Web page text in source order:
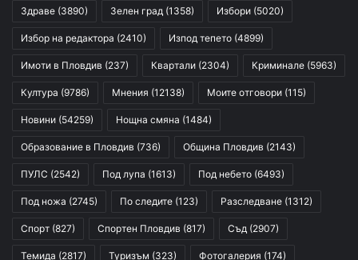
Здраве (3890) Зелен град (1358) Избори (5020)
Избор на редактора (2410) Изпод тепето (4899)
Имоти в Пловдив (237) Квартали (2304) Криминале (5963)
Култура (9786) Мнения (12138) Моите отговори (115)
Новини (54259) Нощна смяна (1484)
Образование в Пловдив (736) Община Пловдив (2143)
ПУЛС (2542) Под лупа (1613) Под небето (6493)
Под ножа (2745) По следите (123) Разследване (1312)
Спорт (827) Спортен Пловдив (817) Съд (2907)
Темида (2817) Туризъм (323) Фотогалерия (174)